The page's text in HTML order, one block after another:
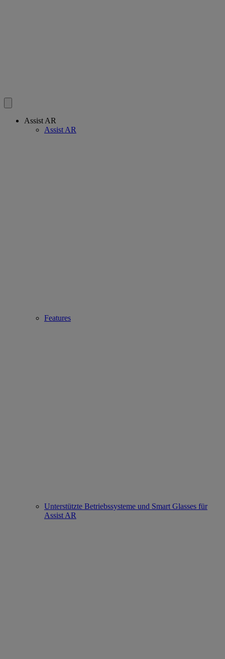
Assist AR
Assist AR
Features
Unterstützte Betriebssysteme und Smart Glasses für
Assist AR